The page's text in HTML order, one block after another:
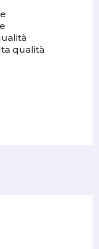
qualità